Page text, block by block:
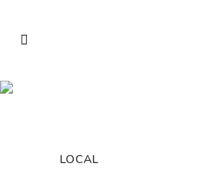
LOCAL